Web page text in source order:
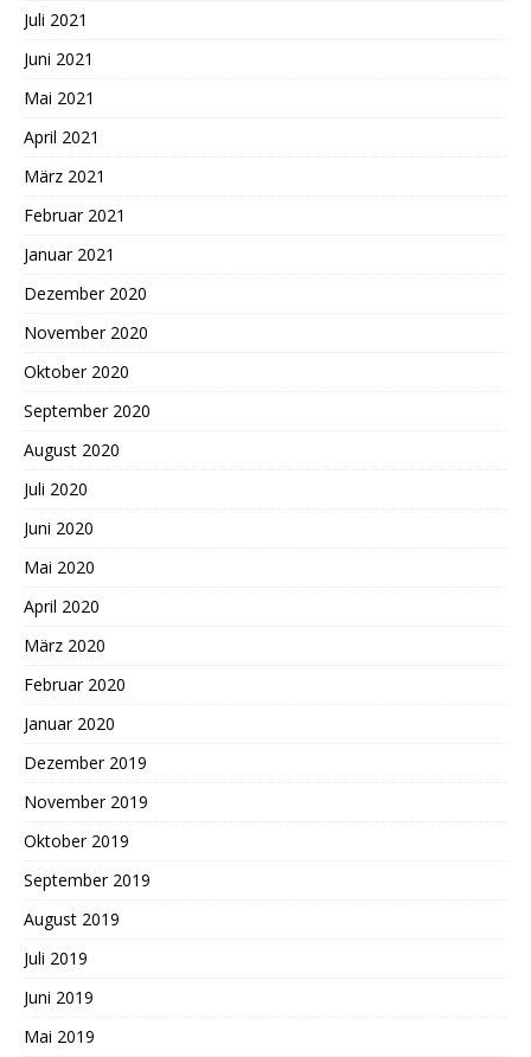
Juli 2021
Juni 2021
Mai 2021
April 2021
März 2021
Februar 2021
Januar 2021
Dezember 2020
November 2020
Oktober 2020
September 2020
August 2020
Juli 2020
Juni 2020
Mai 2020
April 2020
März 2020
Februar 2020
Januar 2020
Dezember 2019
November 2019
Oktober 2019
September 2019
August 2019
Juli 2019
Juni 2019
Mai 2019